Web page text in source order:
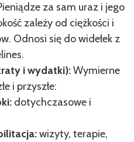
za sam uraz i jego
zależy od ciężkości i
Odnosi się do widełek z
i wydatki):Wymierne
i przyszłe:
dotychczasowe i
wizyty, terapie,